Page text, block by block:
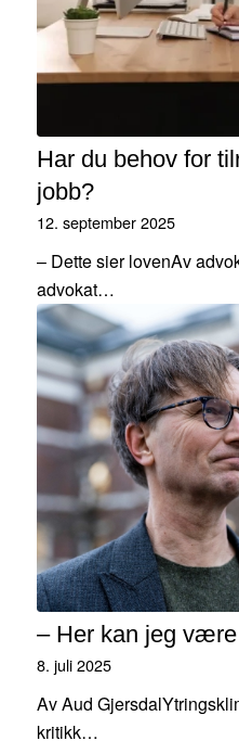
Har du behov for
jobb?
12. september 2025
– Dette sier lovenAv
advokat…
– Her kan jeg
8. juli 2025
Av Aud
kritikk…